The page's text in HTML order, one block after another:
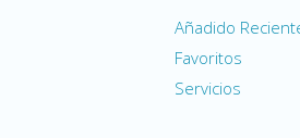
Añadido
Favoritos
Servicios